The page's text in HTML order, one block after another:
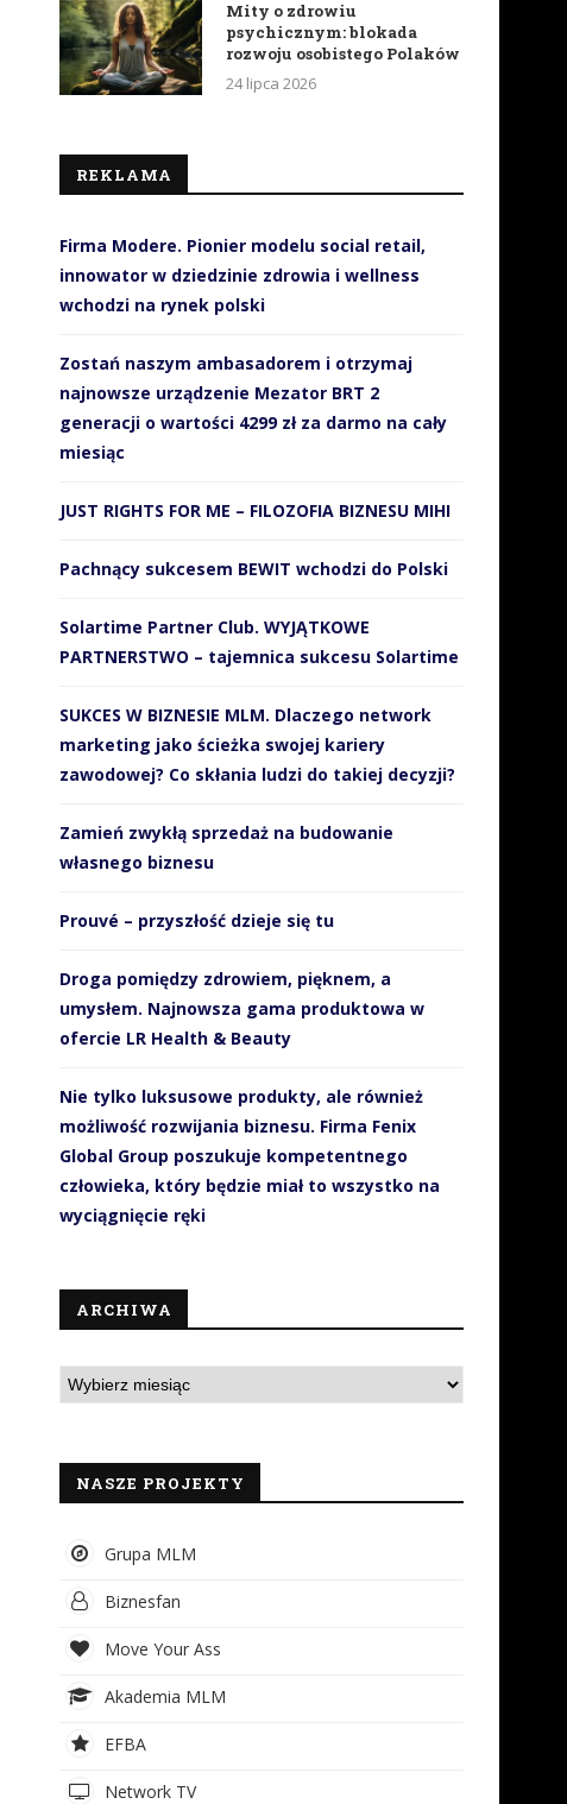
Mity o zdrowiu
psychicznym: blokada
rozwoju osobistego Polaków
24 lipca 2026
REKLAMA
Firma Modere. Pionier modelu social retail,
innowator w dziedzinie zdrowia i wellness
wchodzi na rynek polski
Zostań naszym ambasadorem i otrzymaj
najnowsze urządzenie Mezator BRT 2
generacji o wartości 4299 zł za darmo na cały
miesiąc
JUST RIGHTS FOR ME – FILOZOFIA BIZNESU MIHI
Pachnący sukcesem BEWIT wchodzi do Polski
Solartime Partner Club. WYJĄTKOWE
PARTNERSTWO – tajemnica sukcesu Solartime
SUKCES W BIZNESIE MLM. Dlaczego network
marketing jako ścieżka swojej kariery
zawodowej? Co skłania ludzi do takiej decyzji?
Zamień zwykłą sprzedaż na budowanie
własnego biznesu
Prouvé – przyszłość dzieje się tu
Droga pomiędzy zdrowiem, pięknem, a
umysłem. Najnowsza gama produktowa w
ofercie LR Health & Beauty
Nie tylko luksusowe produkty, ale również
możliwość rozwijania biznesu. Firma Fenix
Global Group poszukuje kompetentnego
człowieka, który będzie miał to wszystko na
wyciągnięcie ręki
ARCHIWA
NASZE PROJEKTY
Grupa MLM
Biznesfan
Move Your Ass
Akademia MLM
EFBA
Network TV